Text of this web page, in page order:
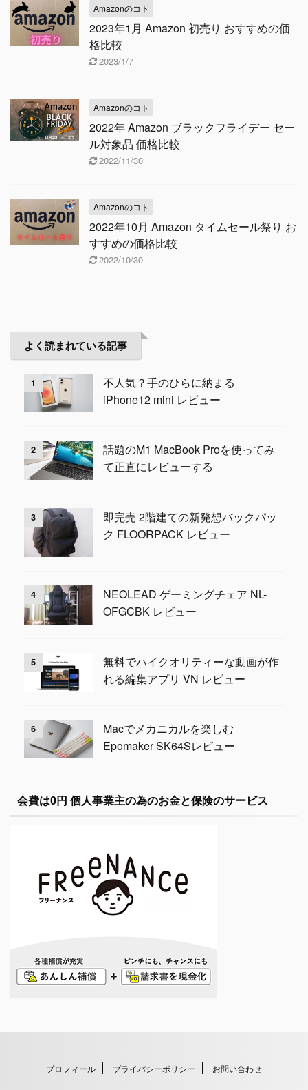
Amazonのコト
2023年1月 Amazon 初売り おすすめの価
格比較
2023/1/7
Amazonのコト
2022年 Amazon ブラックフライデー セー
ル対象品 価格比較
2022/11/30
Amazonのコト
2022年10月 Amazon タイムセール祭り お
すすめの価格比較
2022/10/30
よく読まれている記事
1
不人気？手のひらに納まる
iPhone12 mini レビュー
2
話題のM1 MacBook Proを使ってみ
て正直にレビューする
3
即完売 2階建ての新発想バックパッ
ク FLOORPACK レビュー
4
NEOLEAD ゲーミングチェア NL-
OFGCBK レビュー
5
無料でハイクオリティーな動画が作
れる編集アプリ VN レビュー
6
Macでメカニカルを楽しむ
Epomaker SK64Sレビュー
会費は0円 個人事業主の為のお金と保険のサービス
プロフィール プライバシーポリシー お問い合わせ